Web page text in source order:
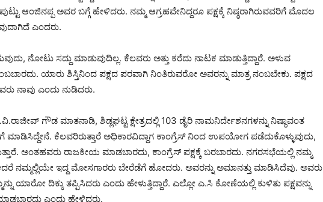
ಆಂಜಿನಪ್ಪ ಅವರ ಬಗ್ಗೆ ಹೇಳಿದರು. ನಮ್ಮ ಆಗ್ರಹವೇನಿದ್ದರೂ ಪಕ್ಷಕ್ಕೆ ನಿಷ್ಠರಾಗಿರುವವರಿಗೆ ಮೊದಲ
ಎಂದರು.
ನೋಟು ಸದ್ದು ಮಾಡುವುದಿಲ್ಲ. ಕೆಲವರು ಅತ್ತು ಕರೆದು ನಾಟಕ ಮಾಡುತ್ತಿದ್ದಾರೆ. ಅಳುವ
ಯಾರು ಶಿಸ್ತಿನಿಂದ ಪಕ್ಷದ ಪರವಾಗಿ ನಿಂತಿರುವರೋ ಅವರನ್ನು ಮಾತ್ರ ನಂಬಬೇಕು. ಪಕ್ಷದ
ನಾವು ಎಂದು ನುಡಿದರು.
ಗೌಡ ಮಾತನಾಡಿ, ಶಿಡ್ಲಘಟ್ಟ ಕ್ಷೇತ್ರದಲ್ಲಿ 103 ಡೈರಿ ನಾಮನಿರ್ದೇಶನಗಳನ್ನು ನಿಷ್ಠಾವಂತ
ಮಾಡಿಸಿದ್ದೇನೆ. ಕೆಲವರಿರುತ್ತಾರೆ ಅಧಿಕಾರವಿದ್ದಾಗ ಕಾಂಗ್ರೆಸ್ ನಿಂದ ಉಪಯೋಗ ಪಡೆದುಕೊಳ್ಳುವುದು,
ಅಂತಹವರು ರಾಜಕೀಯ ಮಾಡಬಾರದು, ಕಾಂಗ್ರೆಸ್ ಪಕ್ಷಕ್ಕೆ ಬರಬಾರದು. ನಗರಸಭೆಯಲ್ಲಿ ನಮ್ಮ
ನಮ್ಮಲ್ಲಿಯೇ ಇದ್ದ ಮೋಸಗಾರರು ಬೇರೆಡೆಗೆ ಹೋದರು. ಅವರನ್ನು ಅಮಾನತ್ತು ಮಾಡಿಸಿದೆವು. ಅವರು
ಯಾರೋ ದಿಕ್ಕು ತಪ್ಪಿಸಿದರು ಎಂದು ಹೇಳುತ್ತಿದ್ದಾರೆ. ಎಲ್ಲೋ ಎ.ಸಿ ಕೋಣೆಯಲ್ಲಿ ಕುಳಿತು ಪಕ್ಷವನ್ನು
ಎಂದು ಹೇಳಿದರು.